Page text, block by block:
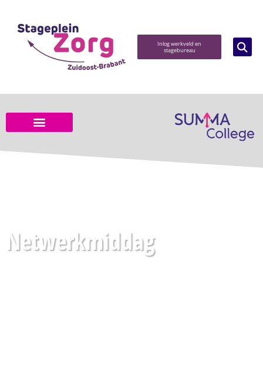
Inlog werkveld en
stagebureau
Netwerkmiddag